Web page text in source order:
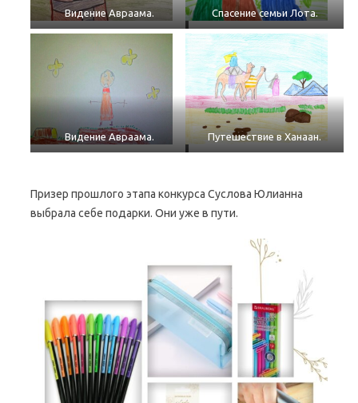
Видение Авраама. Спасение семьи Лота.
Видение Авраама. Путешествие в Ханаан.
Призер прошлого этапа конкурса Суслова Юлианна
выбрала себе подарки. Они уже в пути.